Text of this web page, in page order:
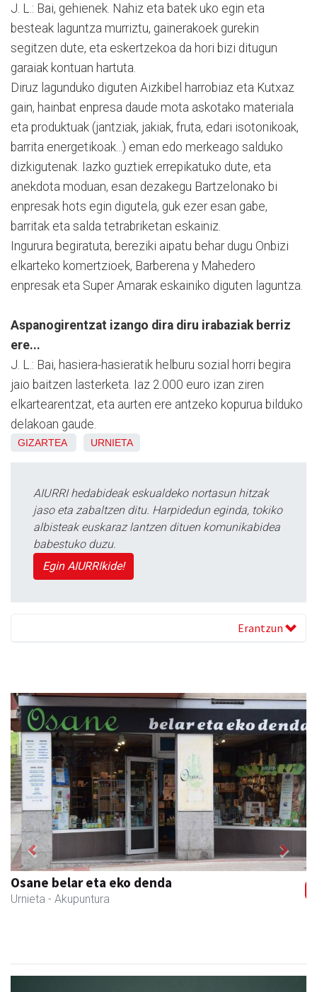
J. L.: Bai, gehienek. Nahiz eta batek uko egin eta
besteak laguntza murriztu, gainerakoek gurekin
segitzen dute, eta eskertzekoa da hori bizi ditugun
garaiak kontuan hartuta.
Diruz lagunduko diguten Aizkibel harrobiaz eta Kutxaz
gain, hainbat enpresa daude mota askotako materiala
eta produktuak (jantziak, jakiak, fruta, edari isotonikoak,
barrita energetikoak...) eman edo merkeago salduko
dizkigutenak. Iazko guztiek errepikatuko dute, eta
anekdota moduan, esan dezakegu Bartzelonako bi
enpresak hots egin digutela, guk ezer esan gabe,
barritak eta salda tetrabriketan eskainiz.
Ingurura begiratuta, bereziki aipatu behar dugu Onbizi
elkarteko komertzioek, Barberena y Mahedero
enpresak eta Super Amarak eskainiko diguten laguntza.
Aspanogirentzat izango dira diru irabaziak berriz
ere...
J. L.: Bai, hasiera-hasieratik helburu sozial horri begira
jaio baitzen lasterketa. Iaz 2.000 euro izan ziren
elkartearentzat, eta aurten ere antzeko kopurua bilduko
delakoan gaude.
GIZARTEA URNIETA
AIURRI hedabideak eskualdeko nortasun hitzak
jaso eta zabaltzen ditu. Harpidedun eginda, tokiko
albisteak euskaraz lantzen dituen komunikabidea
babestuko duzu.
Egin AIURRIkide!
Erantzun
Osane belar eta eko denda
Urnieta - Akupuntura
Previous Next